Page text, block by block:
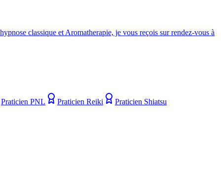
classique et Aromatherapie, je vous reçois sur rendez-vous à
Praticien PNL Praticien Reiki
Praticien Shiatsu